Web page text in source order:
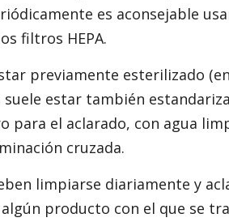
es aconsejable
filtros HEPA.
previamente esterilizado
estar también
el aclarado, con agua
cruzada.
limpiarse diariamente y
producto con el que se